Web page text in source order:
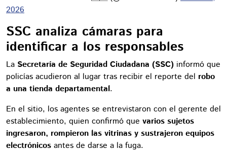
2026
SSC analiza cámaras para
identificar a los responsables
La Secretaría de Seguridad Ciudadana (SSC) informó que
policías acudieron al lugar tras recibir el reporte del robo
a una tienda departamental.
En el sitio, los agentes se entrevistaron con el gerente del
establecimiento, quien confirmó que varios sujetos
ingresaron, rompieron las vitrinas y sustrajeron equipos
electrónicos antes de darse a la fuga.